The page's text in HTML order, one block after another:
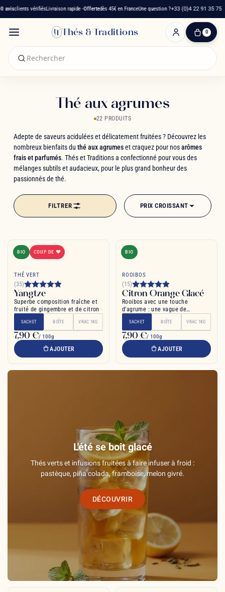
clients vérifiésLivraison rapide -Offertedès 45€ en FranceUne question ?+33 (0)4 22 91 35 75
Thés & Traditions 0
0
Thé aux agrumes
22 PRODUITS
Adepte de saveurs acidulées et délicatement fruitées ? Découvrez les
nombreux bienfaits du thé aux agrumeset craquez pour nosarômes
frais et parfumés. Thés et Traditions a confectionné pour vous des
mélanges subtils et audacieux, pour le plus grand bonheur des
passionnés de thé.
FILTRER PRIX CROISSANT
BIO COUP DE ❤
THÉ VERT
(35)
Yangtze
Superbe composition fraîche et
fruité de gingembre et de citron
SACHET BOÎTE VRAC 1KG
7,90 €/ 100g
AJOUTER
BIO
ROOIBOS
(15)
Citron Orange Glacé
Rooibos avec une touche
d'agrume : une vague de
SACHET BOÎTE VRAC 1KG
7,90 €/ 100g
AJOUTER
L'été se boit glacé
Thés verts et infusions fruitées à faire infuser à froid :
pastèque, piña colada, framboise, melon givré.
DÉCOUVRIR